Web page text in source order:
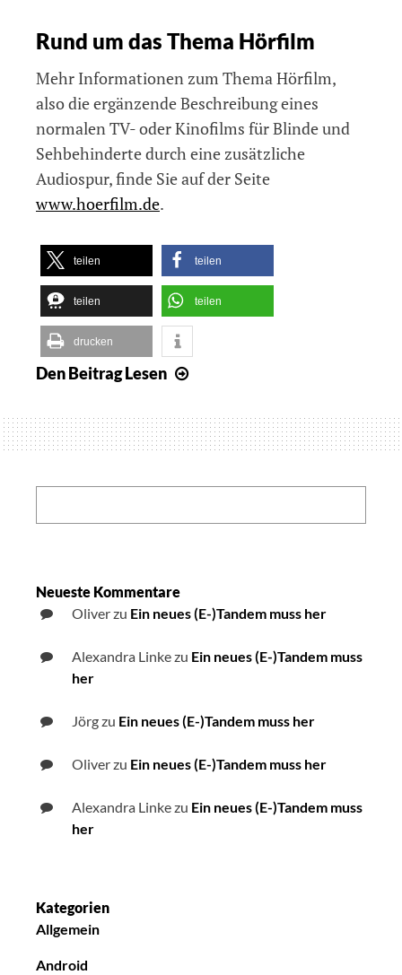
Rund um das Thema Hörfilm
Mehr Informationen zum Thema Hörfilm,
also die ergänzende Beschreibung eines
normalen TV- oder Kinofilms für Blinde und
Sehbehinderte durch eine zusätzliche
Audiospur, finde Sie auf der Seite
www.hoerfilm.de.
teilen teilen
teilen teilen
drucken
Den BeitragLesen
neuen
Filmen
Neueste Kommentare
Oliverzu Ein neues (E-)Tandem muss her
Alexandra Linkezu Ein neues (E-)Tandem muss
her
Jörgzu Ein neues (E-)Tandem muss her
Oliverzu Ein neues (E-)Tandem muss her
Alexandra Linkezu Ein neues (E-)Tandem muss
her
Kategorien
Allgemein
Android